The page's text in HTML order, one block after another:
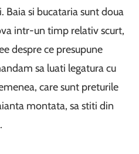
Baia si bucataria sunt doua
intr-un timp relativ scurt,
despre ce presupune
sa luati legatura cu
care sunt preturile
montata, sa stiti din